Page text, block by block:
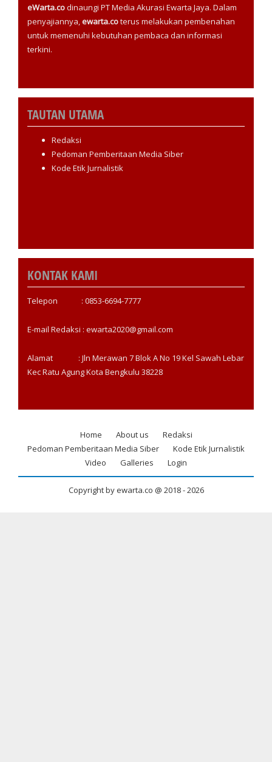
eWarta.codinaungi PT Media Akurasi Ewarta Jaya. Dalam
penyajiannya, ewarta.coterus melakukan pembenahan
untuk memenuhi kebutuhan pembaca dan informasi
terkini.
TAUTAN UTAMA
Redaksi
Pedoman Pemberitaan Media Siber
Kode Etik Jurnalistik
KONTAK KAMI
Telepon : 0853-6694-7777
E-mail Redaksi : ewarta2020@gmail.com
Alamat : Jln Merawan 7 Blok A No 19 Kel Sawah Lebar
Kec Ratu Agung Kota Bengkulu 38228
Footer
Home About us
Redaksi
Pedoman Pemberitaan Media Siber
Kode Etik Jurnalistik
Video
Galleries Login
Copyright by ewarta.co @ 2018 -2026